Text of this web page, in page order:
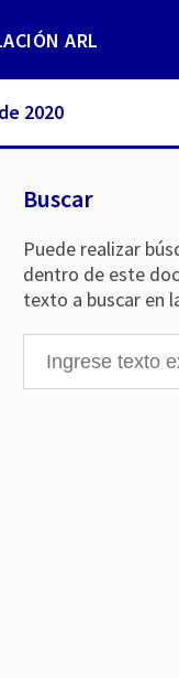
ARL
2020
Buscar
Puede realizar
dentro de este
texto a buscar en